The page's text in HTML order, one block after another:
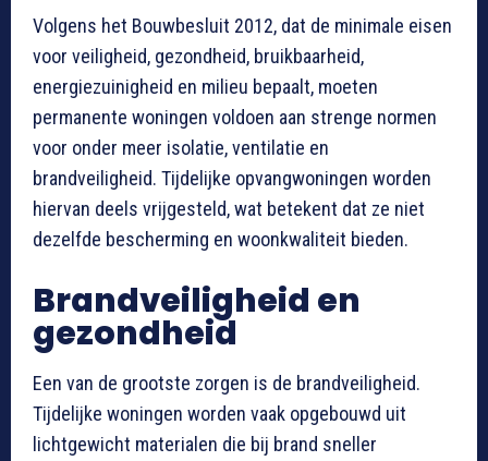
Volgens het Bouwbesluit 2012, dat de minimale eisen
voor veiligheid, gezondheid, bruikbaarheid,
energiezuinigheid en milieu bepaalt, moeten
permanente woningen voldoen aan strenge normen
voor onder meer isolatie, ventilatie en
brandveiligheid. Tijdelijke opvangwoningen worden
hiervan deels vrijgesteld, wat betekent dat ze niet
dezelfde bescherming en woonkwaliteit bieden.
Brandveiligheid en
gezondheid
Een van de grootste zorgen is de brandveiligheid.
Tijdelijke woningen worden vaak opgebouwd uit
lichtgewicht materialen die bij brand sneller